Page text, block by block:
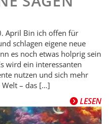
April Bin ich offen für
schlagen eigene neue
es noch etwas holprig sein
wird ein interessanten
nutzen und sich mehr
Welt – das […]
LESEN